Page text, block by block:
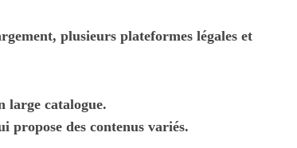
plusieurs plateformes légales et
large catalogue.
propose des contenus variés.